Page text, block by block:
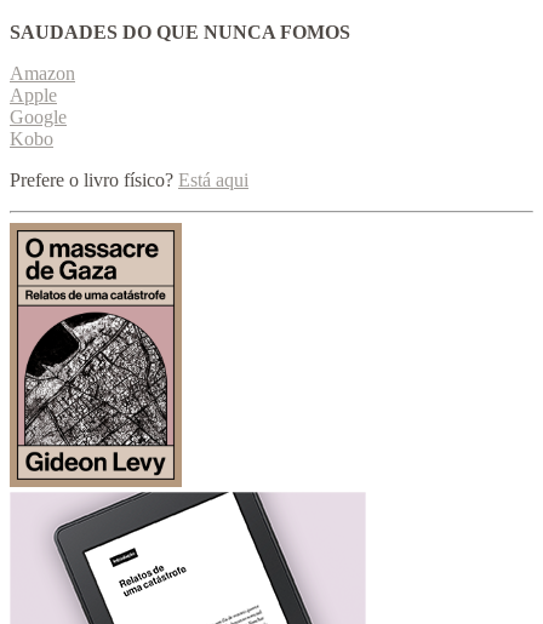
SAUDADES DO QUE NUNCA FOMOS
Amazon
Apple
Google
Kobo
Prefere o livro físico? Está aqui